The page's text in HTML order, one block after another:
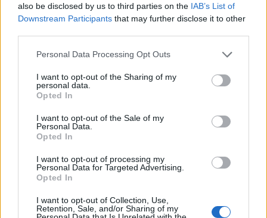
also be disclosed by us to third parties on the IAB’s List of
Downstream Participants that may further disclose it to other
Please note that this website/app uses one or more Google
not limited to your visit or usage behaviour. You may click to
grant or deny consent to Google and its third-party tags to
use your data for below specified purposes in below Google
consent section.
Personal Data Processing Opt Outs
I want to opt-out of the Sharing of my
personal data.
Opted In
I want to opt-out of the Sale of my
Personal Data.
Opted In
I want to opt-out of processing my
Personal Data for Targeted Advertising.
Opted In
I want to opt-out of Collection, Use,
Retention, Sale, and/or Sharing of my
Felhőcirkusz
Juhász Kata nemcsak az irodalmi impulzust tudja a
rátalál arra a módra, hangnemre, struktúrára is,